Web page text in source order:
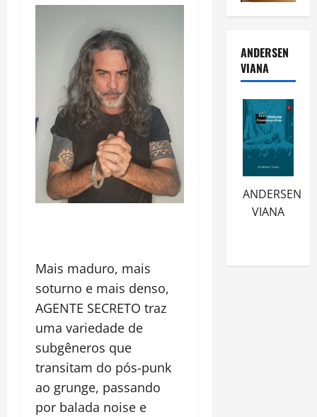
Mais maduro, mais
soturno e mais denso,
AGENTE SECRETO traz
uma variedade de
subgêneros que
transitam do pós-punk
ao grunge, passando
por balada noise e
ANDERSEN
VIANA
ANDERSEN
VIANA